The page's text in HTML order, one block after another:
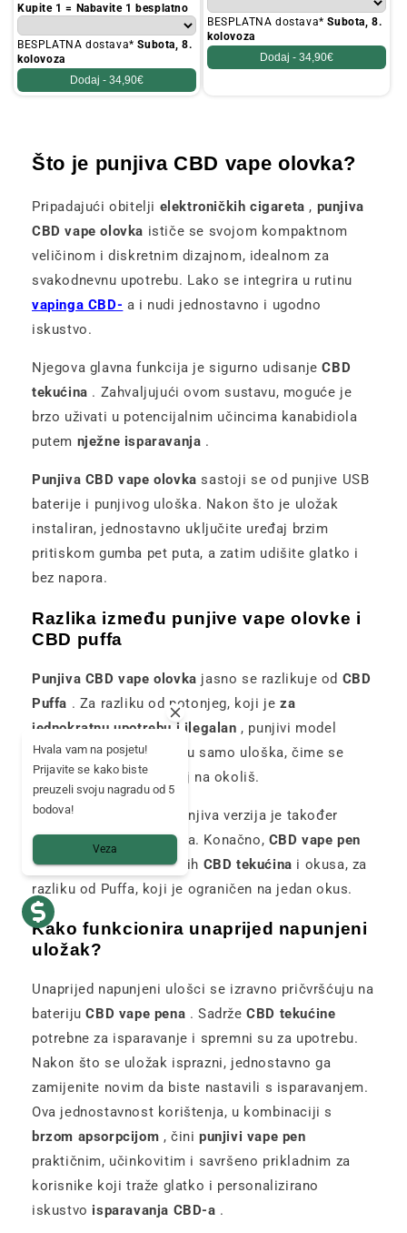
cijena
Kupite 1 = Nabavite 1 besplatno
BESPLATNA dostava*Subota, 8.
kolovoza
Dodaj - 34,90€
BESPLATNA dostava*Subota, 8.
kolovoza
Dodaj - 34,90€
Što je punjiva CBD vape olovka?
Pripadajući obitelji elektroničkih cigareta , punjiva
CBD vape olovka ističe se svojom kompaktnom
veličinom i diskretnim dizajnom, idealnom za
svakodnevnu upotrebu. Lako se integrira u rutinu
vapinga CBD- a i nudi jednostavno i ugodno
iskustvo.
Njegova glavna funkcija je sigurno udisanjeCBD
tekućina . Zahvaljujući ovom sustavu, moguće je
brzo uživati ​​u potencijalnim učincima kanabidiola
putem nježne isparavanja .
Punjiva CBD vape olovka sastoji se od punjive USB
baterije i punjivog uloška. Nakon što je uložak
instaliran, jednostavno uključite uređaj brzim
pritiskom gumba pet puta, a zatim udišite glatko i
bez napora.
Razlika između punjive vape olovke i
CBD puffa
Punjiva CBD vape olovka jasno se razlikuje od CBD
Puffa . Za razliku od potonjeg, koji je za
jednokratnu upotrebu i ilegalan , punjivi model
omogućuje vam zamjenu samo uloška, ​​čime se
smanjuje otpad i utjecaj na okoliš.
Što se tiče troškova, punjiva verzija je također
dugoročno ekonomičnija. Konačno, CBD vape pen
nudi mogućnost različitih CBD tekućina i okusa, za
razliku od Puffa, koji je ograničen na jedan okus.
Kako funkcionira unaprijed napunjeni
uložak?
Unaprijed napunjeni ulošci se izravno pričvršćuju na
baterijuCBD vape pena . SadržeCBD tekućine
potrebne za isparavanje i spremni su za upotrebu.
Nakon što se uložak isprazni, jednostavno ga
zamijenite novim da biste nastavili s isparavanjem.
Ova jednostavnost korištenja, u kombinaciji s
brzom apsorpcijom , činipunjivi vape pen
praktičnim, učinkovitim i savršeno prikladnim za
korisnike koji traže glatko i personalizirano
iskustvo isparavanja CBD-a .
Hvala vam na posjetu!
Prijavite se kako biste
preuzeli svoju nagradu od 5
bodova!
Veza